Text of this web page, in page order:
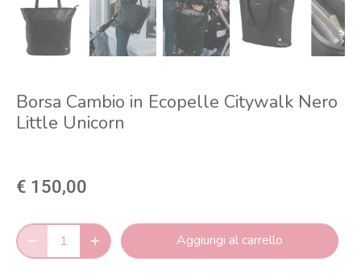
Borsa Cambio in Ecopelle Citywalk Nero
Little Unicorn
€ 150,00
Aggiungi al carrello